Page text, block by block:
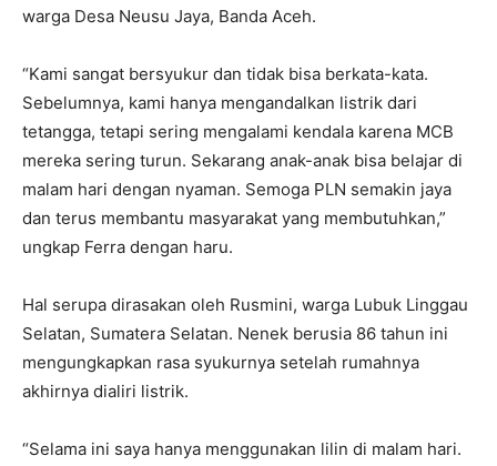
warga Desa Neusu Jaya, Banda Aceh.
“Kami sangat bersyukur dan tidak bisa berkata-kata.
Sebelumnya, kami hanya mengandalkan listrik dari
tetangga, tetapi sering mengalami kendala karena MCB
mereka sering turun. Sekarang anak-anak bisa belajar di
malam hari dengan nyaman. Semoga PLN semakin jaya
dan terus membantu masyarakat yang membutuhkan,”
ungkap Ferra dengan haru.
Hal serupa dirasakan oleh Rusmini, warga Lubuk Linggau
Selatan, Sumatera Selatan. Nenek berusia 86 tahun ini
mengungkapkan rasa syukurnya setelah rumahnya
akhirnya dialiri listrik.
“Selama ini saya hanya menggunakan lilin di malam hari.